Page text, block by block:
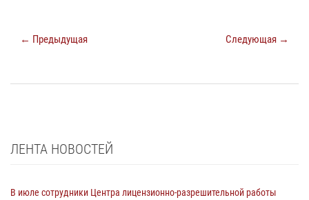
← Предыдущая Следующая →
ЛЕНТА НОВОСТЕЙ
В июле сотрудники Центра лицензионно-разрешительной работы